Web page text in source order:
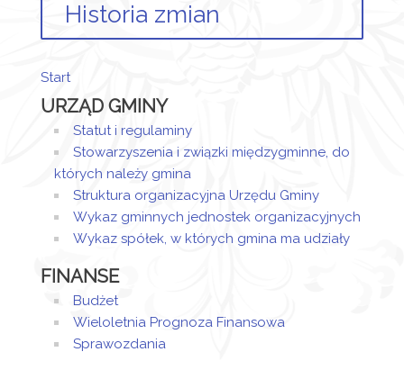
Historia zmian
utworzony.
Dodane
załączniki
Zarządzenie
0050/01/2017
styczeń
- Wieczorek
zmieniony.
2017
Start
URZĄD GMINY
Statut i regulaminy
Stowarzyszenia i związki międzygminne, do
których należy gmina
Struktura organizacyjna Urzędu Gminy
Wykaz gminnych jednostek organizacyjnych
Wykaz spółek, w których gmina ma udziały
FINANSE
Budżet
Wieloletnia Prognoza Finansowa
Sprawozdania